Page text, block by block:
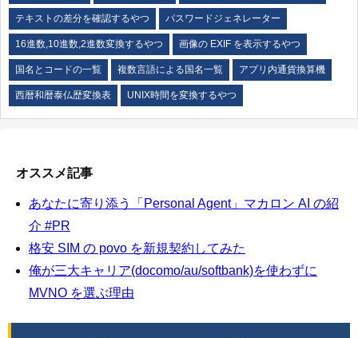
テキストの差分を確認するやつ パスワードジェネレーター
16進数,10進数,2進数変換するやつ 画像の EXIF を表示するやつ
国名とコードの一覧 複数言語による国名一覧 アプリ内通貨換算機
西暦和暦泰仏歴変換表 UNIX時間を変換するやつ
オススメ記事
あなたに寄り添う「Personal Agent」マカロン AI の紹
介 #PR
格安 SIM の povo を新規契約してみた
俺が三大キャリア(docomo/au/softbank)を使わずに
MVNO を選ぶ理由